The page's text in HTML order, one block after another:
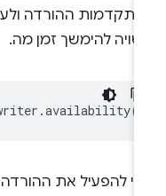
ההורדה
להימשך זמן מה.
Rewriter.availability
להפעיל את ההורדה